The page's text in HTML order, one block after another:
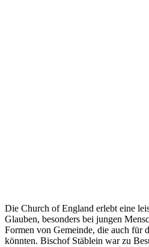
Die Church of England erlebt eine
Glauben, besonders bei jungen
Formen von Gemeinde, die auch für
könnten. Bischof Stäblein war zu